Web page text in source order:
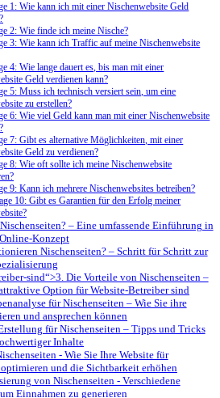
1: Wie kann ich mit einer Nischenwebsite Geld
2: Wie finde ich meine Nische?
3: Wie kann ich Traffic auf meine Nischenwebsite
4: Wie lange dauert es, bis man mit einer
Geld verdienen kann?
5: Muss ich technisch versiert sein, um eine
zu erstellen?
6: Wie viel Geld kann man mit einer Nischenwebsite
7: Gibt es alternative Möglichkeiten, mit einer
Geld zu verdienen?
8: Wie oft sollte ich meine Nischenwebsite
9: Kann ich mehrere Nischenwebsites betreiben?
10: Gibt es Garantien für den Erfolg meiner
– ‌Eine umfassende Einführung in
Konzept
Nischenseiten?‌ – Schritt ‍für ⁣Schritt zur
sind“>3. Die⁣ Vorteile ⁤von Nischenseiten –
Option ⁢für ⁣Website-Betreiber sind
für Nischenseiten – Wie ⁢Sie ihre
und ansprechen können
für ⁢Nischenseiten – ‍Tipps und Tricks
Inhalte
⁣- Wie Sie Ihre Website für‌
und die Sichtbarkeit ⁤erhöhen
von Nischenseiten​ -‍ Verschiedene
Einnahmen⁢ zu​ generieren